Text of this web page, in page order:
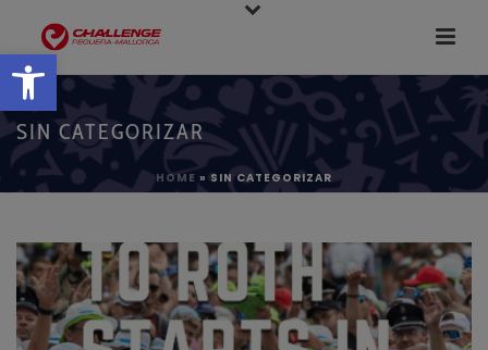
Abrir barra de herramientas
SIN CATEGORIZAR
HOME »SIN CATEGORIZAR